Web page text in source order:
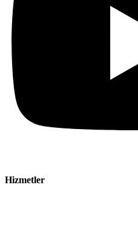
Hizmetler